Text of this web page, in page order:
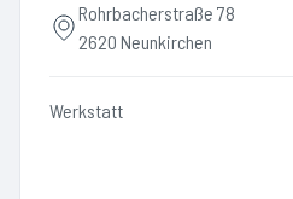
Rohrbacherstraße 78
2620 Neunkirchen
Werkstatt